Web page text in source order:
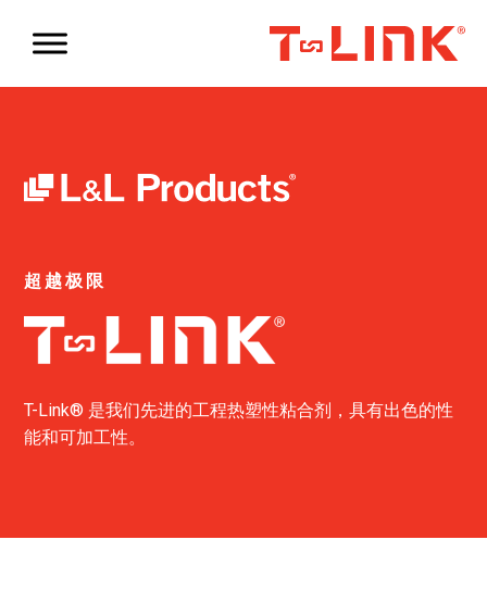
超越极限
T-Link® 是我们先进的工程热塑性粘合剂，具有出色的性
能和可加工性。